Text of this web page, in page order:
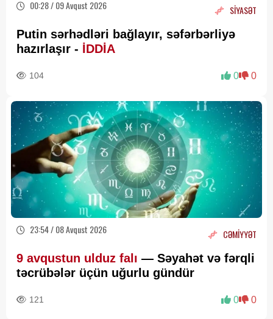
00:28 / 09 Avqust 2026 SİYASƏT
Putin sərhədləri bağlayır, səfərbərliyə
hazırlaşır - İDDİA
104 0 0
23:54 / 08 Avqust 2026 CƏMİYYƏT
9 avqustun ulduz falı — Səyahət və fərqli
təcrübələr üçün uğurlu gündür
121 0 0